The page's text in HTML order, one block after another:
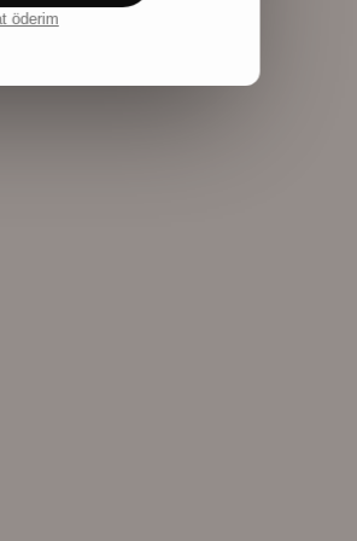
öderim